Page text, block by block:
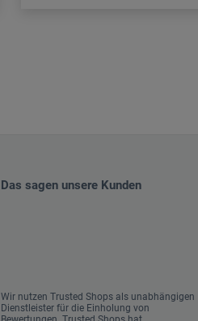
Das sagen unsere Kunden
Wir nutzen Trusted Shops als unabhängigen
Dienstleister für die Einholung von